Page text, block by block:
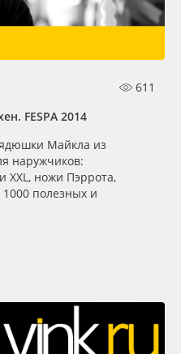
материалы
611
FESPA 2014
Майкла из
наружчиков:
XXL, ножи Пэррота,
полезных и